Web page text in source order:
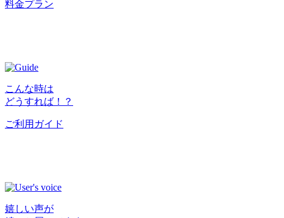
料金プラン
こんな時は
どうすれば！？
ご利用ガイド
嬉しい声が